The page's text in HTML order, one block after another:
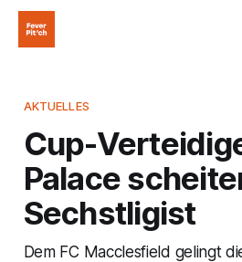
AKTUELLES
Cup-
Palace
Sechstligist
Dem FC Macclesfield gelingt